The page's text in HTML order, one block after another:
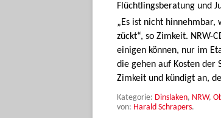
Flüchtlingsberatung und
„Es ist nicht hinnehmbar,
zückt“, so Zimkeit. NRW-
einigen können, nur im
die gehen auf Kosten der
Zimkeit und kündigt an,
Kategorie: Dinslaken, NRW,
von: Harald Schrapers.